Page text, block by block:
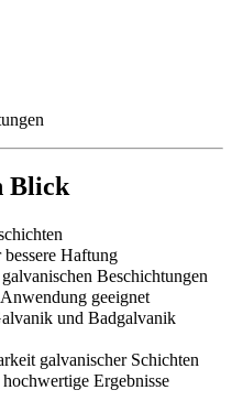
Blick
Haftung
Beschichtungen
geeignet
und Badgalvanik
galvanischer Schichten
Ergebnisse